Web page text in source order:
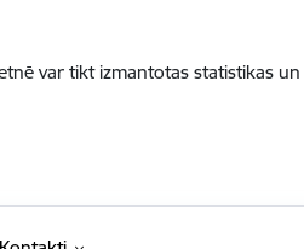
var tikt izmantotas statistikas